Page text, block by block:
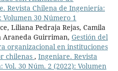
Revista Chilena de Ingeniería:
Volumen 30 Número 1
Liliana Pedraja Rejas, Camila
Araneda Guirriman, Gestión del
organizacional en instituciones
chilenas , Ingeniare. Revista
30 Núm. 2 (2022): Volumen